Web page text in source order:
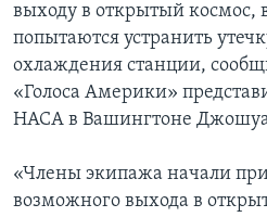
выходу в открытый космос,
попытаются устранить
охлаждения станции,
«Голоса Америки»
НАСА в Вашингтоне
«Члены экипажа начали
возможного выхода в